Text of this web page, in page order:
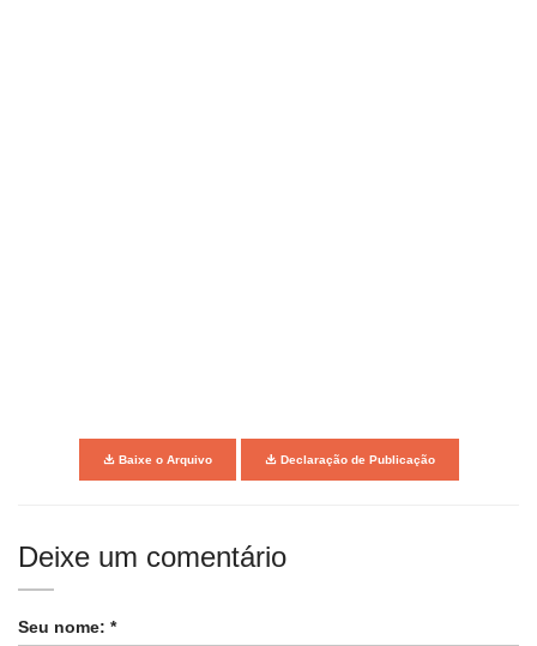
Baixe o Arquivo Declaração de Publicação
Deixe um comentário
Seu nome: *